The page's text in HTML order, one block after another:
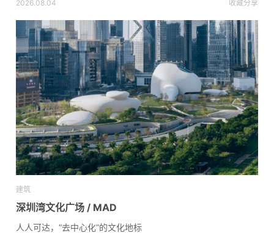
2026.08.04 收藏分享
建筑
深圳湾文化广场 / MAD
人人可达，“去中心化”的文化地标